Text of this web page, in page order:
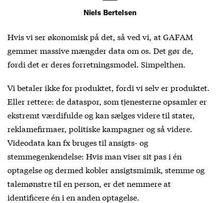
Niels Bertelsen
Hvis vi ser økonomisk på det, så ved vi, at GAFAM
gemmer massive mængder data om os. Det gør de,
fordi det er deres forretningsmodel. Simpelthen.
Vi betaler ikke for produktet, fordi vi selv er produktet.
Eller rettere: de dataspor, som tjenesterne opsamler er
ekstremt værdifulde og kan sælges videre til stater,
reklamefirmaer, politiske kampagner og så videre.
Videodata kan fx bruges til ansigts- og
stemmegenkendelse: Hvis man viser sit pas i én
optagelse og dermed kobler ansigtsmimik, stemme og
talemønstre til en person, er det nemmere at
identificere én i en anden optagelse.